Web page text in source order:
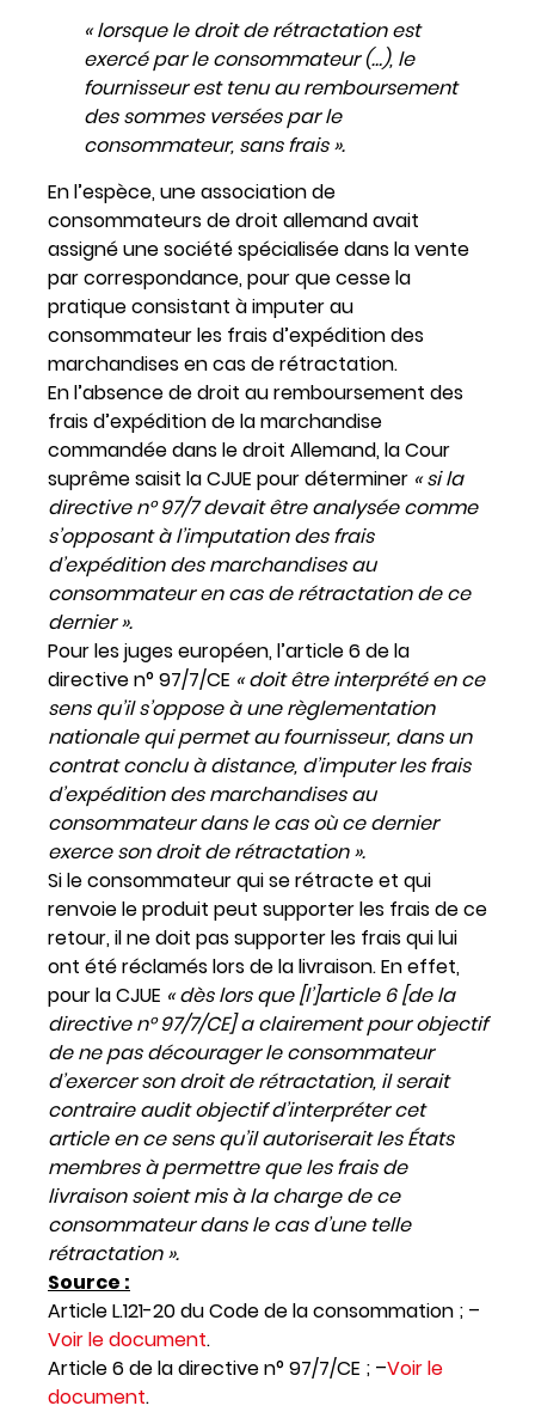
« lorsque le droit de rétractation est
exercé par le consommateur (…), le
fournisseur est tenu au remboursement
des sommes versées par le
consommateur, sans frais ».
En l’espèce, une association de
consommateurs de droit allemand avait
assigné une société spécialisée dans la vente
par correspondance, pour que cesse la
pratique consistant à imputer au
consommateur les frais d’expédition des
marchandises en cas de rétractation.
En l’absence de droit au remboursement des
frais d’expédition de la marchandise
commandée dans le droit Allemand, la Cour
suprême saisit la CJUE pour déterminer « si la
directive n° 97/7 devait être analysée comme
s’opposant à l’imputation des frais
d’expédition des marchandises au
consommateur en cas de rétractation de ce
dernier ».
Pour les juges européen, l’article 6 de la
directive n° 97/7/CE « doit être interprété en ce
sens qu’il s’oppose à une règlementation
nationale qui permet au fournisseur, dans un
contrat conclu à distance, d’imputer les frais
d’expédition des marchandises au
consommateur dans le cas où ce dernier
exerce son droit de rétractation ».
Si le consommateur qui se rétracte et qui
renvoie le produit peut supporter les frais de ce
retour, il ne doit pas supporter les frais qui lui
ont été réclamés lors de la livraison. En effet,
pour la CJUE « dès lors que [l’]article 6 [de la
directive n° 97/7/CE] a clairement pour objectif
de ne pas décourager le consommateur
d’exercer son droit de rétractation, il serait
contraire audit objectif d’interpréter cet
article en ce sens qu’il autoriserait les États
membres à permettre que les frais de
livraison soient mis à la charge de ce
consommateur dans le cas d’une telle
rétractation ».
Source :
Article L.121-20 du Code de la consommation ; –
Voir le document.
Article 6 de la directive n° 97/7/CE ; –Voir le
document.